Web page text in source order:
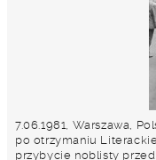
7.06.1981, Warszawa,
po otrzymaniu
przybycie noblisty